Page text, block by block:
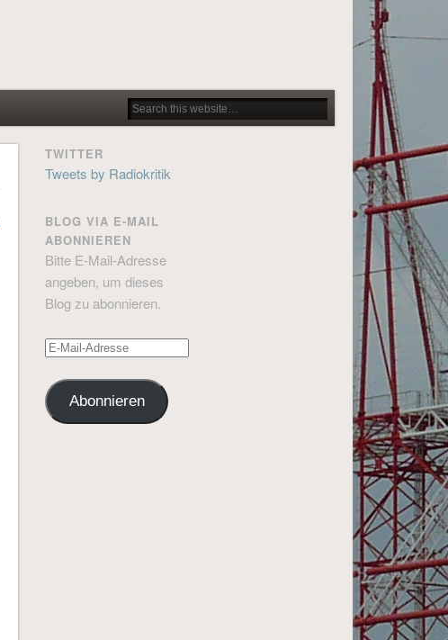
TWITTER
Tweets by Radiokritik
BLOG VIA E-MAIL
ABONNIEREN
Bitte E-Mail-Adresse
angeben, um dieses
Blog zu abonnieren.
E-
Adresse
Abonnieren